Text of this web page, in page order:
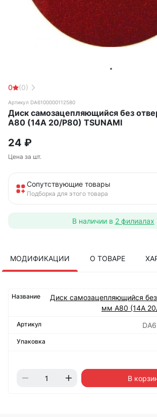
0 (0)
Артикул DA6100000112580
Диск самозацепляющийся без
А80 (14А 20/Р80) TSUNAMI
24 ₽
Цена за шт.
Сопутствующие товары
Подборка для этого товара
В наличии в 2 филиалах
МОДИФИКАЦИИ О ТОВАРЕ
Диск самозацепляющийся без
мм А80 (14А
В